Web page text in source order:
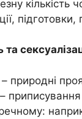
кількість
підготовки,
та
– природні
–